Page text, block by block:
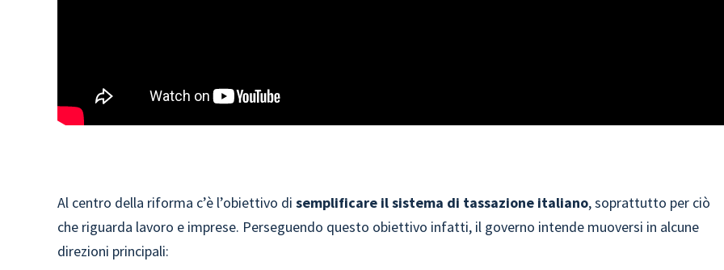
Al centro della riforma c’è l’obiettivo disemplificare il sistema di tassazione italiano, soprattutto per ciò
che riguarda lavoro e imprese. Perseguendo questo obiettivo infatti, il governo intende muoversi in alcune
direzioni principali: